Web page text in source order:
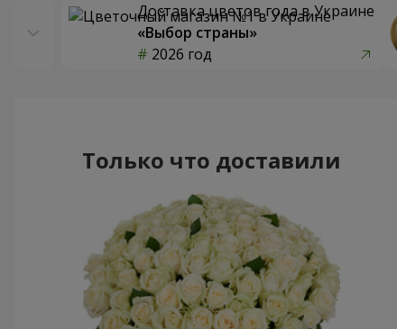
Доставка цветов года в Украине
«Выбор страны»
2026 год
Только что доставили